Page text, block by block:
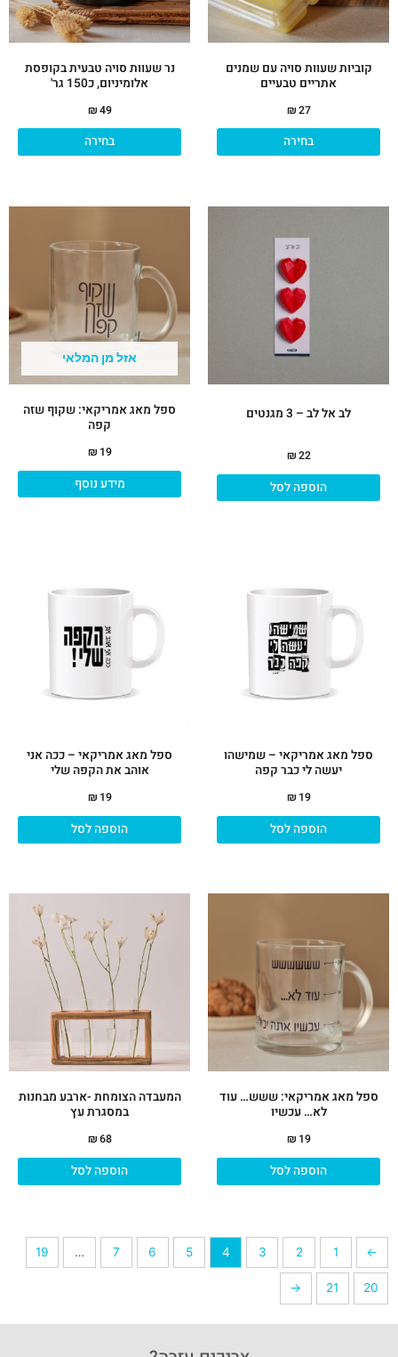
קוביות שעוות סויה עם שמנים
אתריים טבעיים
₪27
בחירה
את
האפשרויות
נר שעוות סויה טבעית בקופסת
אלומיניום, כ150 גר'
₪49
בחירה
את
לב אל לב – 3 מגנטים
₪22
הוספה לסל
אזל מן המלאי
ספל מאג אמריקאי: שקוף שזה
קפה
₪ 19
מידע נוסף
ספל מאג אמריקאי – שמישהו
יעשה לי כבר קפה
₪ 19
הוספה לסל
ספל מאג אמריקאי – ככה אני
אוהב את הקפה שלי
₪ 19
הוספה לסל
ספל מאג אמריקאי: ששש… עוד
לא… עכשיו
₪ 19
הוספה לסל
המעבדה הצומחת -ארבע מבחנות
במסגרת עץ
₪68
הוספה לסל
→
1
2
3
4
5
6
7
…
19
20
21
←